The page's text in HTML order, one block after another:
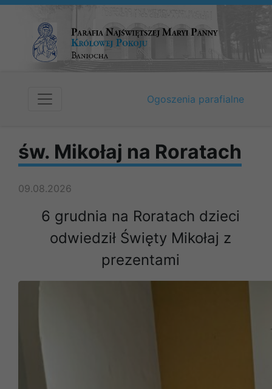
Ogoszenia parafialne
św. Mikołaj na Roratach
09.08.2026
6 grudnia na Roratach dzieci
odwiedził Święty Mikołaj z
prezentami